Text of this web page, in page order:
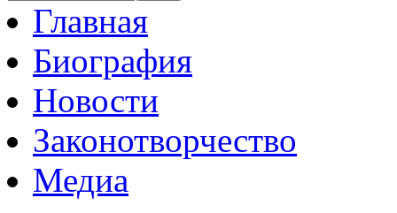
Главная
Биография
Новости
Законотворчество
Медиа